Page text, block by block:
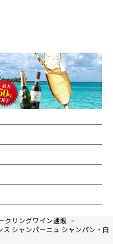
クリングワイン通販 >
シャンパーニュ シャンパン・白